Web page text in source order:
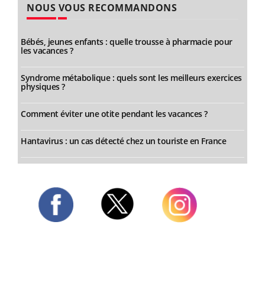
NOUS VOUS RECOMMANDONS
Bébés, jeunes enfants : quelle trousse à pharmacie pour
les vacances ?
Syndrome métabolique : quels sont les meilleurs exercices
physiques ?
Comment éviter une otite pendant les vacances ?
Hantavirus : un cas détecté chez un touriste en France